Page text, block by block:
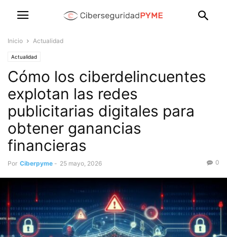
Inicio Actualidad
Actualidad
Cómo los ciberdelincuentes
explotan las redes
publicitarias digitales para
obtener ganancias
financieras
Por Ciberpyme - 25 mayo, 2026 0